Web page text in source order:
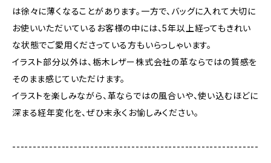
は徐々に薄くなることがあります。一方で、バッグに入れて大切に
お使いいただいているお客様の中には、5年以上経ってもきれい
な状態でご愛用くださっている方もいらっしゃいます。
イラスト部分以外は、栃木レザー株式会社の革ならではの質感を
そのまま感じていただけます。
イラストを楽しみながら、革ならではの風合いや、使い込むほどに
深まる経年変化を、ぜひ末永くお愉しみください。
------------------------------------------------------------